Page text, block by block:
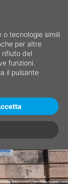
o tecnologie simili
per altre
rifiuto del
funzioni.
il pulsante